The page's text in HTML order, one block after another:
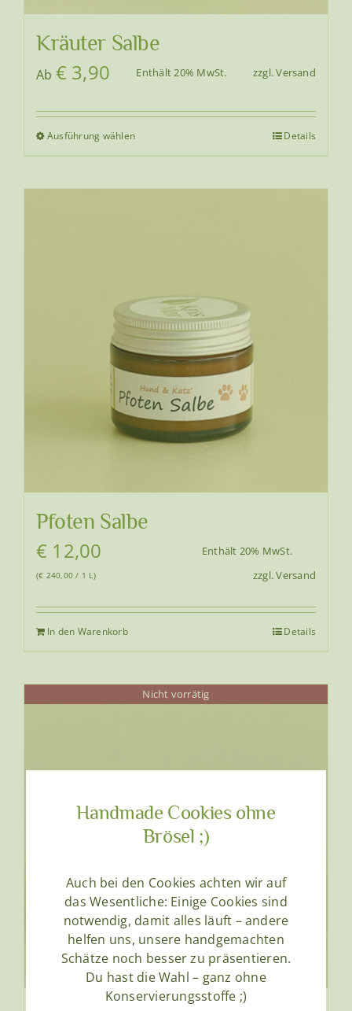
Kräuter Salbe
Ab € 3,90 Enthält 20% MwSt. zzgl.Versand
Ausführung wählenDieses
Produkt
können
auf
der
Produktseite
gewählt
werden
Details
Pfoten Salbe
€ 12,00 Enthält 20% MwSt.
(€ 240,00 / 1 L) zzgl.Versand
In den Warenkorb Details
Nicht vorrätig
Handmade Cookies ohne
Brösel ;)
Auch bei den Cookies achten wir auf
das Wesentliche: Einige Cookies sind
notwendig, damit alles läuft – andere
helfen uns, unsere handgemachten
Schätze noch besser zu präsentieren.
Du hast die Wahl – ganz ohne
Konservierungsstoffe ;)